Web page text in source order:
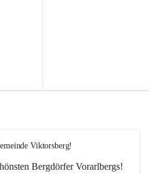
Viktorsberg!
Bergdörfer Vorarlbergs!